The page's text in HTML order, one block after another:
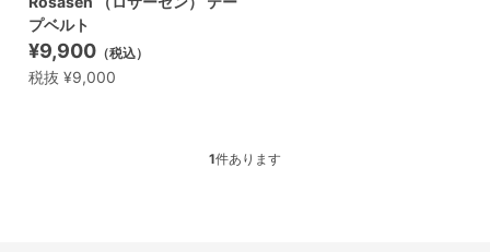
プベルト
¥9,900 （税込）
税抜 ¥9,000
1件あります